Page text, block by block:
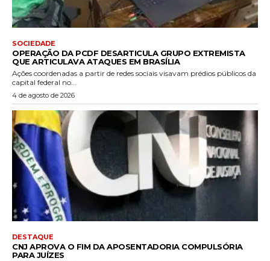
SOCIEDADE
OPERAÇÃO DA PCDF DESARTICULA GRUPO EXTREMISTA
QUE ARTICULAVA ATAQUES EM BRASÍLIA
Ações coordenadas a partir de redes sociais visavam prédios públicos da
capital federal no...
4 de agosto de 2026
DESTAQUE
CNJ APROVA O FIM DA APOSENTADORIA COMPULSÓRIA
PARA JUÍZES